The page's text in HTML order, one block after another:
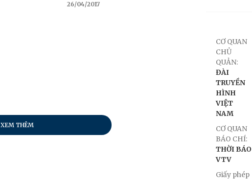
26/04/2017
XEM THÊM
CƠ QUAN
CHỦ
QUẢN:
ĐÀI
TRUYỀN
HÌNH
VIỆT
NAM
CƠ QUAN
BÁO CHÍ:
THỜI BÁO
VTV
Giấy phép